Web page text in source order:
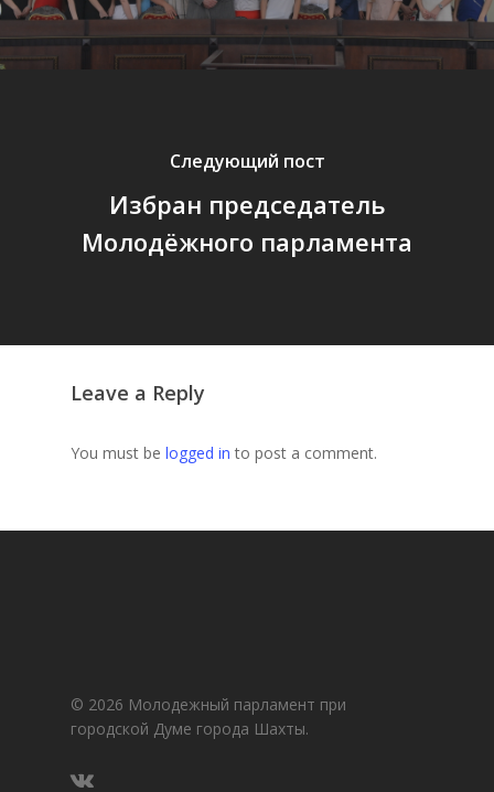
Следующий пост
Избран председатель
Молодёжного парламента
Leave a Reply
You must be logged in to post a comment.
© 2026 Молодежный парламент при
городской Думе города Шахты.